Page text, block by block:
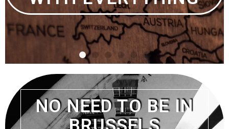
NO NEED TO BE IN